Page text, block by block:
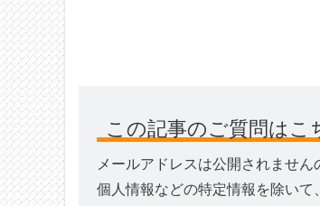
この記事のご質問は
メールアドレスは公開されません
個人情報などの特定情報を除いて